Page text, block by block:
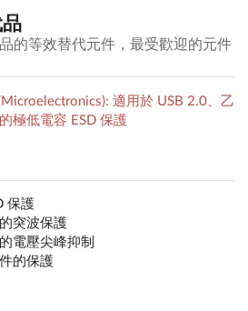
的等效替代元件，最受歡迎的元件
適用於 USB 2.0、乙
極低電容 ESD 保護
保護
突波保護
電壓尖峰抑制
的保護